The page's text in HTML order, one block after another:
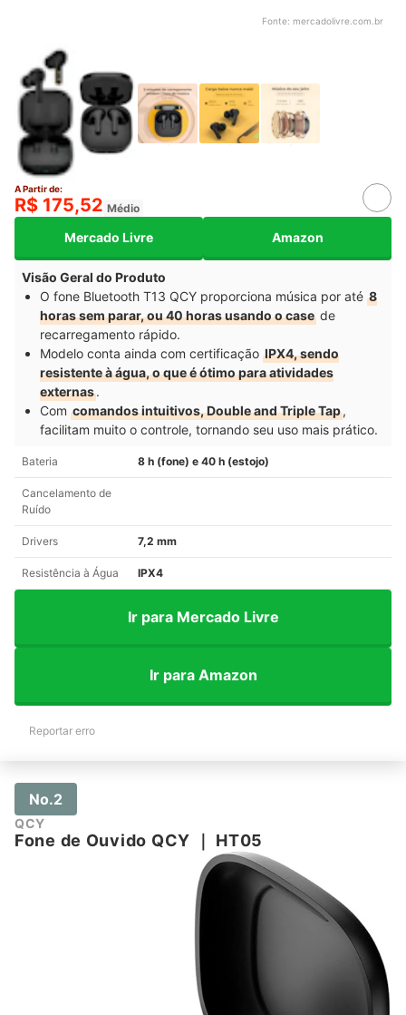
Fonte: mercadolivre.com.br
A Partir de:
R$ 175,52 Médio
Mercado Livre Amazon
Visão Geral do Produto
O fone Bluetooth T13 QCY proporciona música por até 8
horas sem parar, ou 40 horas usando o case de
recarregamento rápido.
Modelo conta ainda com certificação IPX4, sendo
resistente à água, o que é ótimo para atividades
externas.
Com comandos intuitivos, Double and Triple Tap,
facilitam muito o controle, tornando seu uso mais prático.
Bateria 8 h (fone) e 40 h (estojo)
Cancelamento de
Ruído
Drivers 7,2 mm
Resistência à Água IPX4
Ir para Mercado Livre
Ir para Amazon
Reportar erro
No.2
QCY
Fone de Ouvido QCY HT05